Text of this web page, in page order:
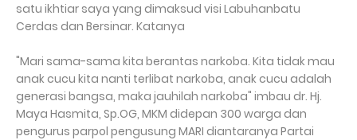
satu ikhtiar saya yang dimaksud visi Labuhanbatu
Cerdas dan Bersinar. Katanya
"Mari sama-sama kita berantas narkoba. Kita tidak mau
anak cucu kita nanti terlibat narkoba, anak cucu adalah
generasi bangsa, maka jauhilah narkoba" imbau dr. Hj.
Maya Hasmita, Sp.OG, MKM didepan 300 warga dan
pengurus parpol pengusung MARI diantaranya Partai